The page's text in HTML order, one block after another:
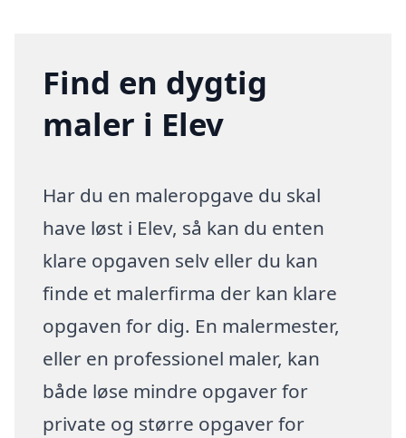
Find en dygtig
maler i Elev
Har du en maleropgave du skal
have løst i Elev, så kan du enten
klare opgaven selv eller du kan
finde et malerfirma der kan klare
opgaven for dig. En malermester,
eller en professionel maler, kan
både løse mindre opgaver for
private og større opgaver for